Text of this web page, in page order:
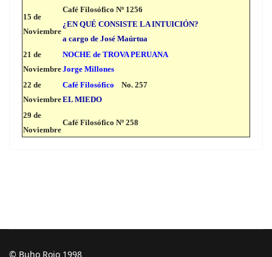
15 de
Noviembre
Café Filosófico Nº 1256
¿EN QUÉ CONSISTE LA INTUICIÓN?
a cargo de José Maúrtua
21 de
Noviembre
NOCHE de TROVA PERUANA
Jorge Millones
22 de
Noviembre
Café Filosófico No. 257
EL MIEDO
29 de
Noviembre
Café Filosófico Nº 258
© Buho Rojo 1998